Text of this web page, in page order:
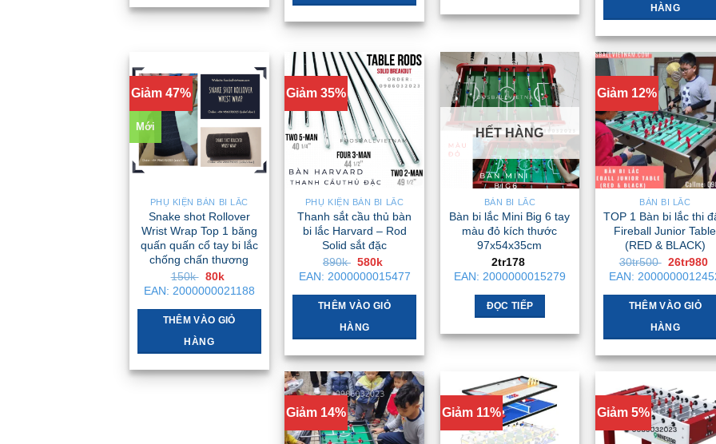
phẩm
có
nhiều
biến
thể.
Các
tùy
chọn
có
thể
được
chọn
trên
trang
sản
phẩm
HÀNG
Giảm 47%
Mới
PHỤ KIỆN BÀN BI LẮC
Snake shot Rollover
Wrist Wrap Top 1 băng
quấn quấn cổ tay bi lắc
chống chấn thương
150k Giá
gốc
là:
150k .
80k
hiện
tại
là:
80k .
EAN: 2000000021188
THÊM VÀO GIỎ
HÀNG
Giảm 35%
PHỤ KIỆN BÀN BI LẮC
Thanh sắt cầu thủ bàn
bi lắc Harvard – Rod
Solid sắt đặc
890k Giá
gốc
là:
890k .
580k
hiện
tại
là:
580k .
EAN: 2000000015477
THÊM VÀO GIỎ
HÀNG
HẾT HÀNG
BÀN BI LẮC
Bàn bi lắc Mini Big 6 tay
màu đỏ kích thước
97x54x35cm
2tr178
EAN: 2000000015279
ĐỌC TIẾP
Giảm 12%
BÀN BI LẮC
TOP 1 Bàn bi lắc thi
Fireball Junior Table
(RED & BLACK)
30tr500 Giá
gốc
là:
30tr500 .
26tr980
EAN:
THÊM VÀO GIỎ
HÀNG
Giảm 14% Giảm 11% Giảm 5%